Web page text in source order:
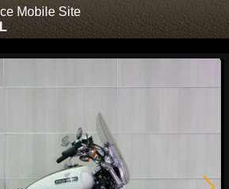
Mobile Site